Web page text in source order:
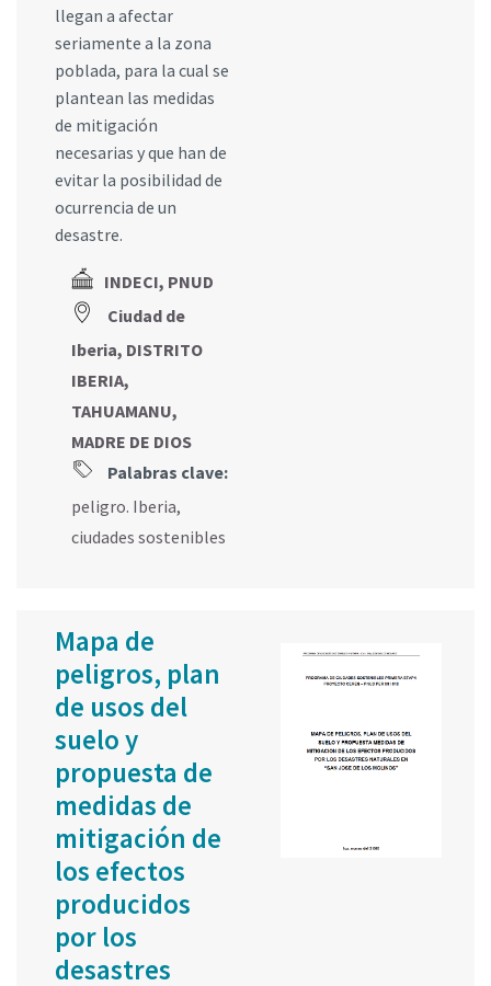
llegan a afectar
seriamente a la zona
poblada, para la cual se
plantean las medidas
de mitigación
necesarias y que han de
evitar la posibilidad de
ocurrencia de un
desastre.
INDECI, PNUD
Ciudad de
Iberia, DISTRITO
IBERIA,
TAHUAMANU,
MADRE DE DIOS
Palabras clave:
peligro. Iberia,
ciudades sostenibles
Mapa de
peligros, plan
de usos del
suelo y
propuesta de
medidas de
mitigación de
los efectos
producidos
por los
desastres